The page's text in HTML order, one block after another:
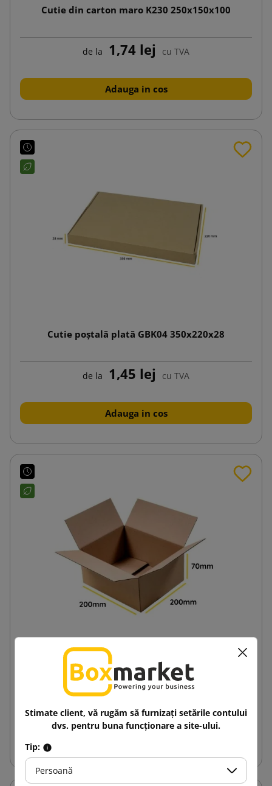
Cutie din carton maro K230 250x150x100
de la 1,74 lej cu TVA
Adauga in cos
Cutie poștală plată GBK04 350x220x28
de la 1,45 lej cu TVA
Adauga in cos
Cutie din carton maro K120 200x200x70 Inpost
lockere dimensiune A
de la 1,81 lej
Stimate client, vă rugăm să furnizați setările contului
dvs. pentru buna funcționare a site-ului.
Tip:
Persoană